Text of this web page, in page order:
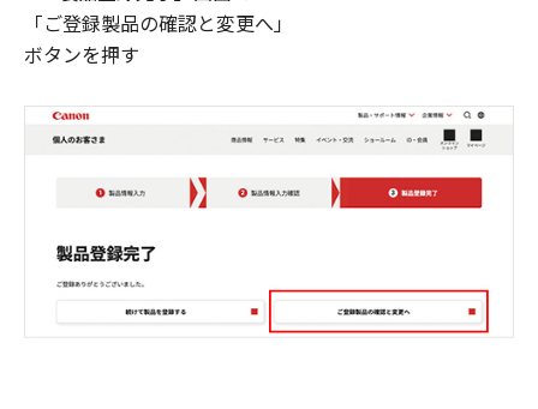
「ご登録製品の確認と変更へ」
ボタンを押す